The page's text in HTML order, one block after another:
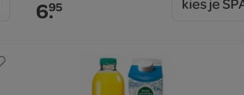
6.95 kies je